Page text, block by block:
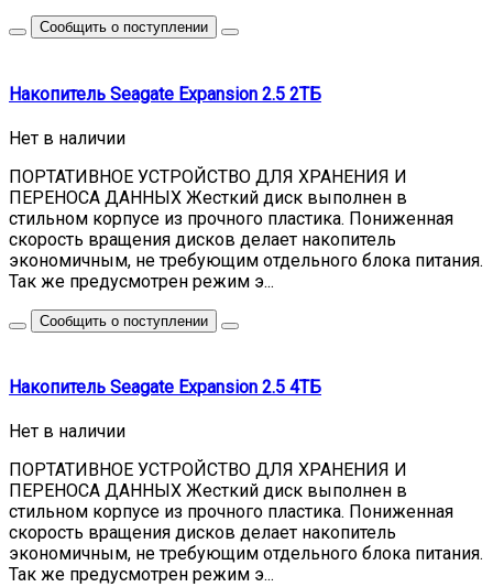
Сообщить о поступлении
Накопитель Seagate Expansion 2.5 2ТБ
Нет в наличии
ПОРТАТИВНОЕ УСТРОЙСТВО ДЛЯ ХРАНЕНИЯ И
ПЕРЕНОСА ДАННЫХ Жесткий диск выполнен в
стильном корпусе из прочного пластика. Пониженная
скорость вращения дисков делает накопитель
экономичным, не требующим отдельного блока питания.
Так же предусмотрен режим э...
Сообщить о поступлении
Накопитель Seagate Expansion 2.5 4ТБ
Нет в наличии
ПОРТАТИВНОЕ УСТРОЙСТВО ДЛЯ ХРАНЕНИЯ И
ПЕРЕНОСА ДАННЫХ Жесткий диск выполнен в
стильном корпусе из прочного пластика. Пониженная
скорость вращения дисков делает накопитель
экономичным, не требующим отдельного блока питания.
Так же предусмотрен режим э...